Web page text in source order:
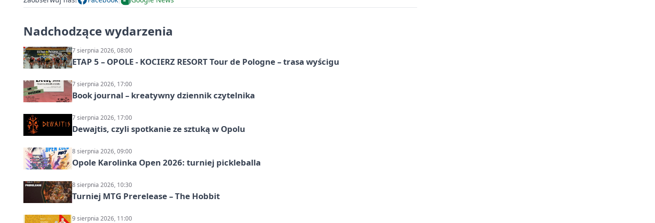
Nadchodzące wydarzenia
7 sierpnia 2026, 08:00
ETAP 5 – OPOLE - KOCIERZ RESORT Tour de Pologne – trasa wyścigu
7 sierpnia 2026, 17:00
Book journal – kreatywny dziennik czytelnika
7 sierpnia 2026, 17:00
Dewajtis, czyli spotkanie ze sztuką w Opolu
8 sierpnia 2026, 09:00
Opole Karolinka Open 2026: turniej pickleballa
8 sierpnia 2026, 10:30
Turniej MTG Prerelease – The Hobbit
9 sierpnia 2026, 11:00